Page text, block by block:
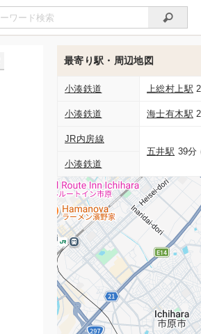
最寄り駅・周辺地図
小湊鉄道 上総村上駅
小湊鉄道 海士有木駅
JR内房線
五井駅 39分
小湊鉄道